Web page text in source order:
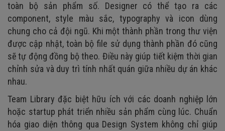
toàn bộ sản phẩm số. Designer có thể tạo ra các
component, style màu sắc, typography và icon dùng
chung cho cả đội ngũ. Khi một thành phần trong thư viện
được cập nhật, toàn bộ file sử dụng thành phần đó cũng
sẽ tự động đồng bộ theo. Điều này giúp tiết kiệm thời gian
chỉnh sửa và duy trì tính nhất quán giữa nhiều dự án khác
nhau.
Team Library đặc biệt hữu ích với các doanh nghiệp lớn
hoặc startup phát triển nhiều sản phẩm cùng lúc. Chuẩn
hóa giao diện thông qua Design System không chỉ giúp